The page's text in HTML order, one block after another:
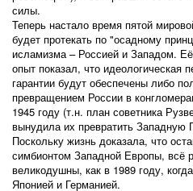
силы.
Теперь настало время пятой
будет протекать по "осадному
исламизма – Россией и Западом.
опыт показал, что идеологическая
гарантии будут обеспечены либо
превращением России в
1945 году (т.н. план советника
вынудила их превратить Западную
Поскольку жизнь доказала, что
симбионтом Западной Европы, всё
великодушны, как в 1989 году,
Японией и Германией.